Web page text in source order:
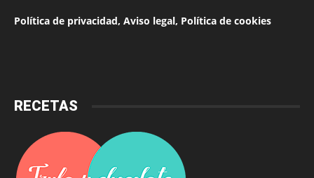
Política de privacidad, Aviso legal, Política de cookies
RECETAS